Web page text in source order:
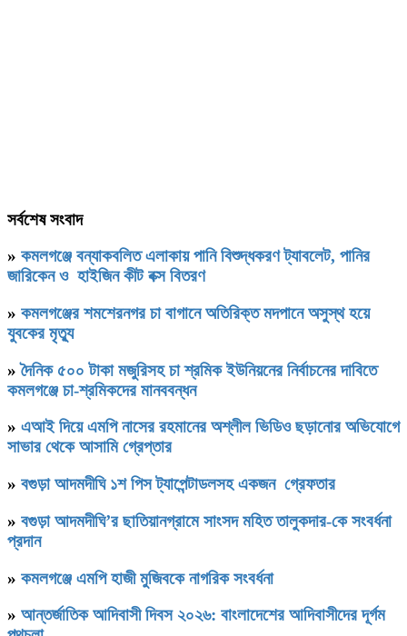
সর্বশেষ সংবাদ
» কমলগঞ্জে বন্যাকবলিত এলাকায় পানি বিশুদ্ধকরণ ট্যাবলেট, পানির
জারিকেন ও হাইজিন কীট বক্স বিতরণ
» কমলগঞ্জের শমশেরনগর চা বাগানে অতিরিক্ত মদপানে অসুস্থ হয়ে
যুবকের মৃত্যু
»দৈনিক ৫০০ টাকা মজুরিসহ চা শ্রমিক ইউনিয়নের নির্বাচনের দাবিতে
কমলগঞ্জে চা-শ্রমিকদের মানববন্ধন
» এআই দিয়ে এমপি নাসের রহমানের অশ্লীল ভিডিও ছড়ানোর অভিযোগে
সাভার থেকে আসামি গ্রেপ্তার
» বগুড়া আদমদীঘি ১শ পিস ট্যাপেন্টাডলসহ একজন গ্রেফতার
» বগুড়া আদমদীঘি’র ছাতিয়ানগ্রামে সাংসদ মহিত তালুকদার-কে সংবর্ধনা
প্রদান
» কমলগঞ্জে এমপি হাজী মুজিবকে নাগরিক সংবর্ধনা
» আন্তর্জাতিক আদিবাসী দিবস ২০২৬: বাংলাদেশের আদিবাসীদের দূর্গম